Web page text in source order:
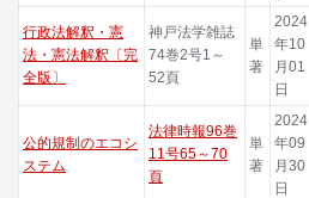
行政法解釈・憲
法・憲法解釈〔完
全版〕
神戸法学雑誌
74巻2号1～
52頁
単
著
2024
年10
月01
日
公的規制のエコシ
ステム
法律時報96巻
11号65～70
頁
単
著
2024
年09
月30
日